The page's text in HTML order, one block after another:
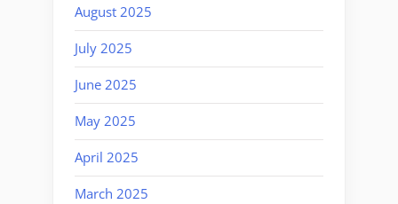
August 2025
July 2025
June 2025
May 2025
April 2025
March 2025